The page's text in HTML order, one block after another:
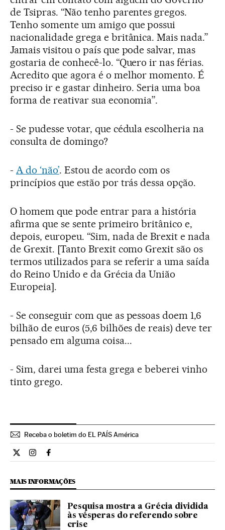
de Tsipras. “Não tenho parentes gregos.
Tenho somente um amigo que possui
nacionalidade grega e britânica. Mais nada.”
Jamais visitou o país que pode salvar, mas
gostaria de conhecê-lo. “Quero ir nas férias.
Acredito que agora é o melhor momento. É
preciso ir e gastar dinheiro. Seria uma boa
forma de reativar sua economia”.
- Se pudesse votar, que cédula escolheria na
consulta de domingo?
- A do ‘não’. Estou de acordo com os
princípios que estão por trás dessa opção.
O homem que pode entrar para a história
afirma que se sente primeiro britânico e,
depois, europeu. “Sim, nada de Brexit e nada
de Grexit. [Tanto Brexit como Grexit são os
termos utilizados para se referir a uma saída
do Reino Unido e da Grécia da União
Europeia].
- Se conseguir com que as pessoas doem 1,6
bilhão de euros (5,6 bilhões de reais) deve ter
pensado em alguma coisa...
- Sim, darei uma festa grega e beberei vinho
tinto grego.
Receba o boletim do EL PAÍS América
Internacional El País Brasil en Twitter
Internacional El País Brasil en Instagram
Internacional El País Brasil en Facebook
MAIS INFORMAÇÕES
Pesquisa mostra a Grécia dividida
às vésperas do referendo sobre
crise